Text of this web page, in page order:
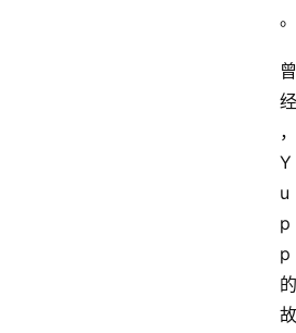
。
曾
经
，
Y
u
p
p
的
故